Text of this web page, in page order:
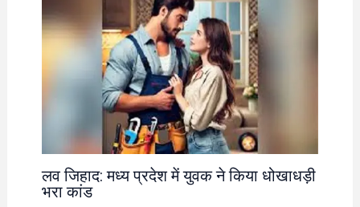
लव जिहाद: मध्य प्रदेश में युवक ने किया धोखाधड़ी
भरा कांड